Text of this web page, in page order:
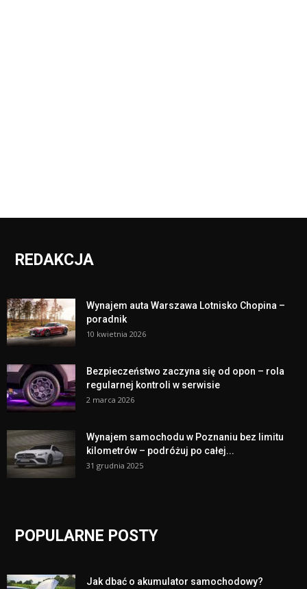
REDAKCJA
Wynajem auta Warszawa Lotnisko Chopina –
poradnik
10 kwietnia 2026
Bezpieczeństwo zaczyna się od opon – rola
regularnej kontroli w serwisie
2 marca 2026
Wynajem samochodu w Poznaniu bez limitu
kilometrów – podróżuj po całej...
31 grudnia 2025
POPULARNE POSTY
Jak dbać o akumulator samochodowy?